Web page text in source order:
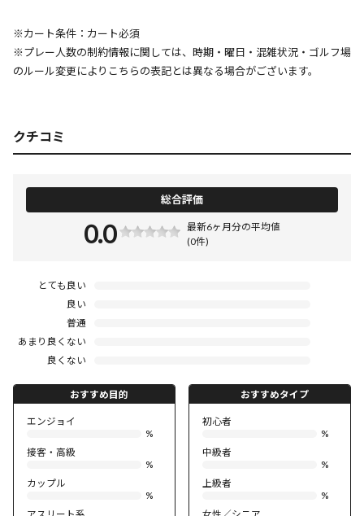
※カート条件：カート必須
※プレー人数の制約情報に関しては、時期・曜日・混雑状況・ゴルフ場
のルール変更によりこちらの表記とは異なる場合がございます。
クチコミ
総合評価
0.0
最新6ヶ月分の平均値
(0件)
とても良い
良い
普通
あまり良くない
良くない
おすすめ目的
エンジョイ
%
接客・高級
%
カップル
%
おすすめタイプ
初心者
%
中級者
%
上級者
%